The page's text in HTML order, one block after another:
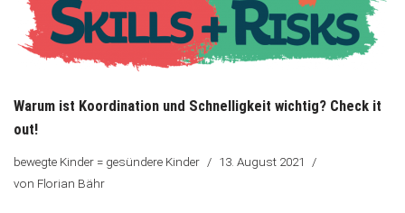
Warum ist Koordination und Schnelligkeit wichtig? Check it
out!
bewegte Kinder = gesündere Kinder
13. August 2021
von Florian Bähr